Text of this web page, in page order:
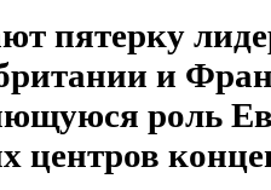
пятерку
и
роль
центров